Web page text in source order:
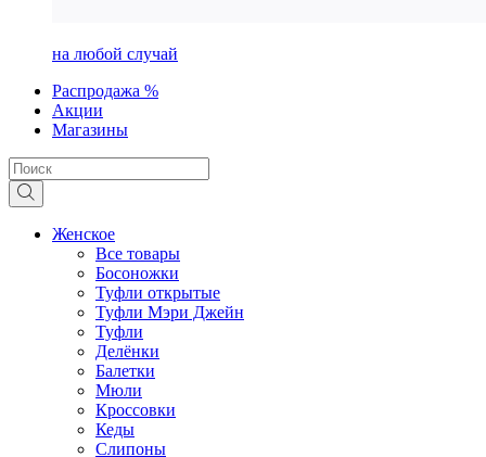
на любой случай
Распродажа %
Акции
Магазины
Женское
Все товары
Босоножки
Туфли открытые
Туфли Мэри Джейн
Туфли
Делёнки
Балетки
Мюли
Кроссовки
Кеды
Слипоны